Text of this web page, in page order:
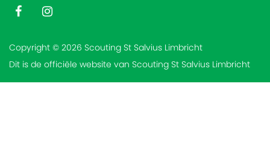
Copyright © 2026 Scouting St Salvius Limbricht
Dit is de officiële website van Scouting St Salvius Limbricht